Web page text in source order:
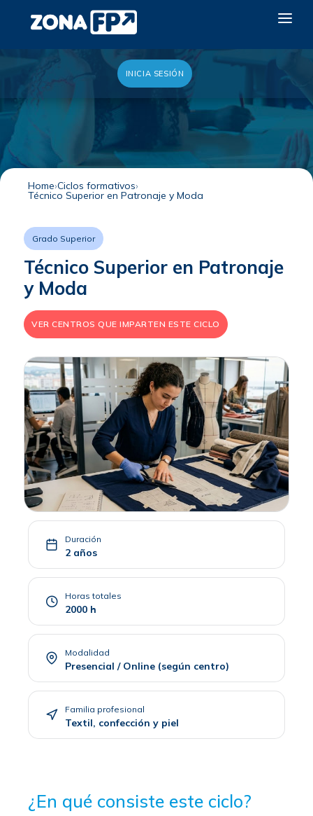
NOTICIAS
QUIERO EXPONER
INICIA SESIÓN
Home Ciclos formativos
Técnico Superior en Patronaje y Moda
Grado Superior
Técnico Superior en Patronaje
y Moda
VER CENTROS QUE IMPARTEN ESTE CICLO
Duración
2 años
Horas totales
2000 h
Modalidad
Presencial / Online (según centro)
Familia profesional
Textil, confección y piel
¿En qué consiste este ciclo?